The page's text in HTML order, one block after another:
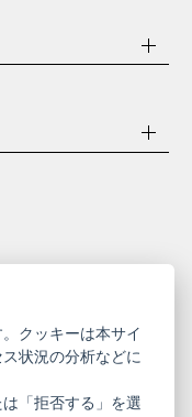
のやまと振
クッキーは本サイ
状況の分析などに
「拒否する」を選